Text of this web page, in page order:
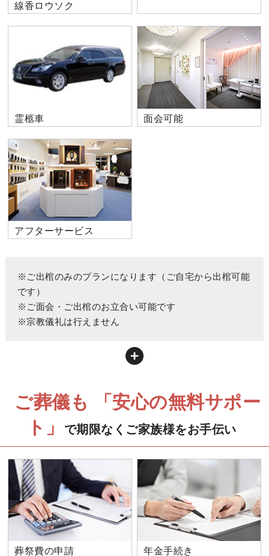
線香ロウソク
霊柩車 面会可能
アフターサービス
※ご出棺のみのプランになります（ご自宅から出棺可能
です）
※ご面会・ご出棺のお立合い可能です
※宗教儀礼は行えません
ご葬儀も 「安心の無料サポー
ト」
で期限なくご家族様をお手伝い
葬祭費の申請 年金手続き